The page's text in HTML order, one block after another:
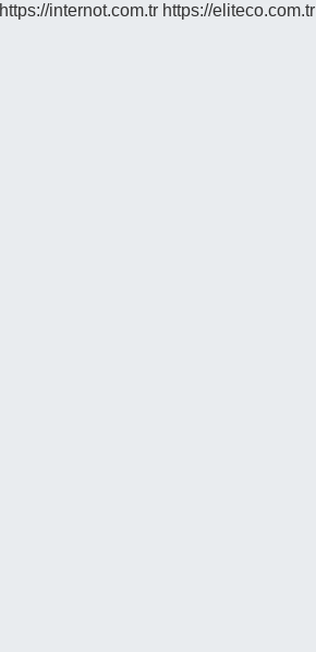
https://internot.com.tr https://eliteco.com.tr